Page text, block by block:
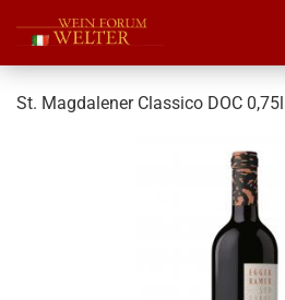
St. Magdalener Classico DOC 0,75l